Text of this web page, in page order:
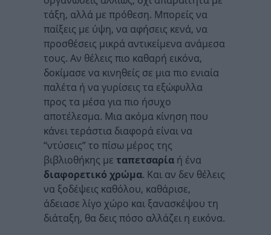
τάξη, αλλά με πρόθεση. Μπορείς να
παίξεις με ύψη, να αφήσεις κενά, να
προσθέσεις μικρά αντικείμενα ανάμεσα
τους. Αν θέλεις πιο καθαρή εικόνα,
δοκίμασε να κινηθείς σε μια πιο ενιαία
παλέτα ή να γυρίσεις τα εξώφυλλα
προς τα μέσα για πιο ήσυχο
αποτέλεσμα. Μια ακόμα κίνηση που
κάνει τεράστια διαφορά είναι να
“ντύσεις” το πίσω μέρος της
βιβλιοθήκης με ταπετσαρία ή ένα
διαφορετικό χρώμα. Και αν δεν θέλεις
να ξοδέψεις καθόλου, καθάρισε,
άδειασε λίγο χώρο και ξανασκέψου τη
διάταξη, θα δεις πόσο αλλάζει η εικόνα.